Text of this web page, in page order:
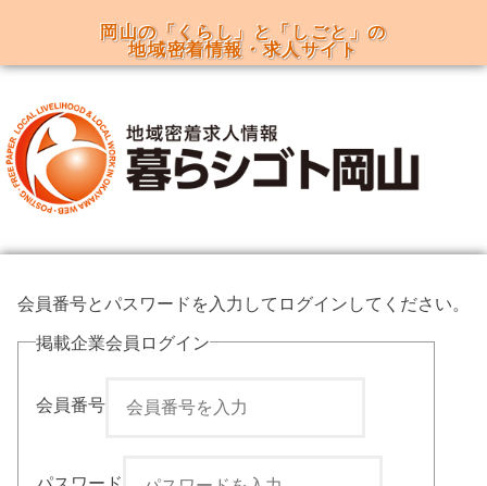
会員番号とパスワードを入力してログインしてください。
掲載企業会員ログイン
会員番号
岡山の「くらし」と「しごと」の
地域密着情報・求人サイト
menu